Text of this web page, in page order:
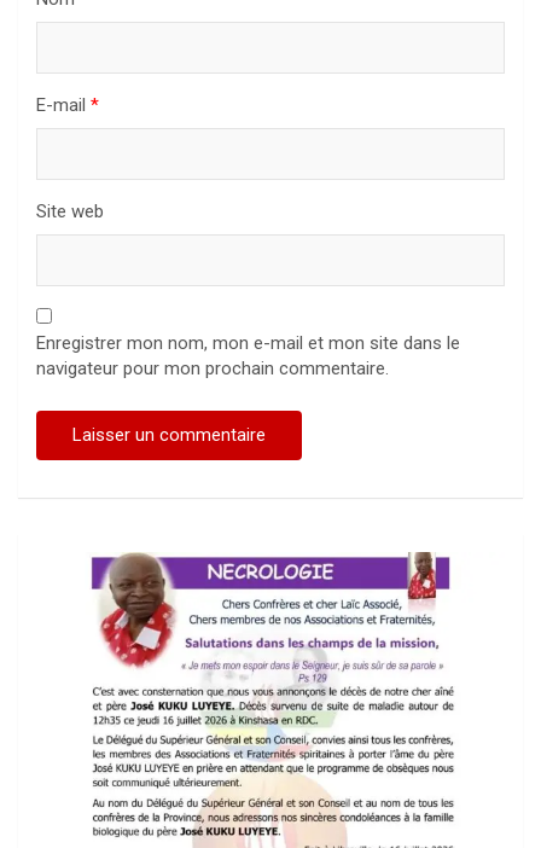
E-mail *
Site web
Enregistrer mon nom, mon e-mail et mon site dans le
navigateur pour mon prochain commentaire.